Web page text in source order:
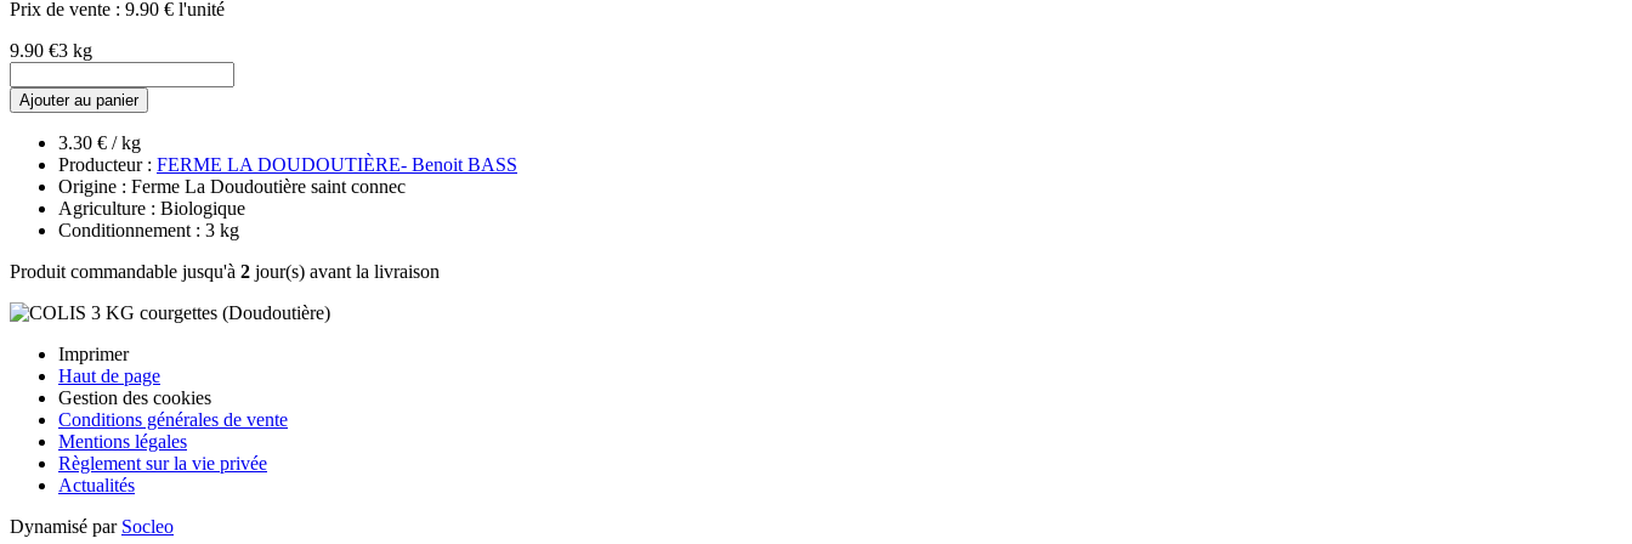
Prix de vente : 9.90 € l'unité
9.90 €3 kg
Ajouter au panier
3.30 € / kg
Producteur : FERME LA DOUDOUTIÈRE- Benoit BASS
Origine : Ferme La Doudoutière saint connec
Agriculture : Biologique
Conditionnement : 3 kg
Produit commandable jusqu'à 2 jour(s) avant la livraison
Imprimer
Haut de page
Gestion des cookies
Conditions générales de vente
Mentions légales
Règlement sur la vie privée
Actualités
Dynamisé par Socleo